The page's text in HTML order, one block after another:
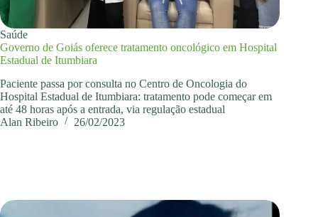
Saúde
Governo de Goiás oferece tratamento oncológico em Hospital
Estadual de Itumbiara
Paciente passa por consulta no Centro de Oncologia do
Hospital Estadual de Itumbiara: tratamento pode começar em
até 48 horas após a entrada, via regulação estadual
Alan Ribeiro
26/02/2023